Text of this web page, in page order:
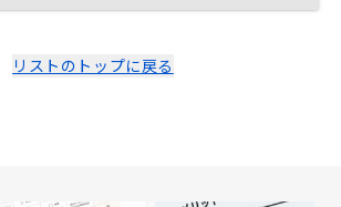
リストのトップに戻る